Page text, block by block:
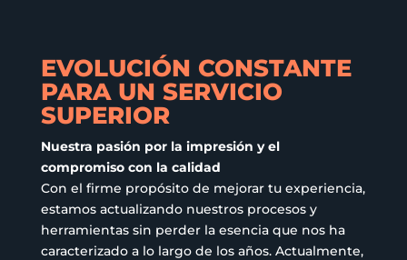
EVOLUCIÓN CONSTANTE
PARA UN SERVICIO
SUPERIOR
Nuestra pasión por la impresión y el
compromiso con la calidad
Con el firme propósito de mejorar tu experiencia,
estamos actualizando nuestros procesos y
herramientas sin perder la esencia que nos ha
caracterizado a lo largo de los años. Actualmente,